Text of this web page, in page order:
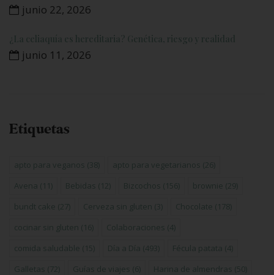
junio 22, 2026
¿La celiaquía es hereditaria? Genética, riesgo y realidad
junio 11, 2026
Etiquetas
apto para veganos (38) apto para vegetarianos (26)
Avena (11) Bebidas (12) Bizcochos (156) brownie (29)
bundt cake (27) Cerveza sin gluten (3) Chocolate (178)
cocinar sin gluten (16) Colaboraciones (4)
comida saludable (15) Día a Día (493) Fécula patata (4)
Galletas (72) Guías de viajes (6) Harina de almendras (50)